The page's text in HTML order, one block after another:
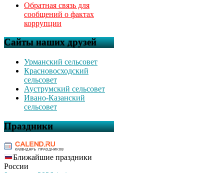
Обратная связь для
сообщений о фактах
коррупции
Сайты наших друзей
Урманский сельсовет
Красновосходский
сельсовет
Ауструмский сельсовет
Ивано-Казанский
сельсовет
Праздники
Ближайшие праздники
России